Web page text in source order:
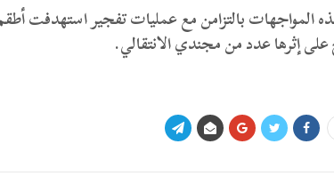
المواجهات بالتزامن مع عمليات تفجير استهدفت
إثرها عدد من مجندي الانتقالي.